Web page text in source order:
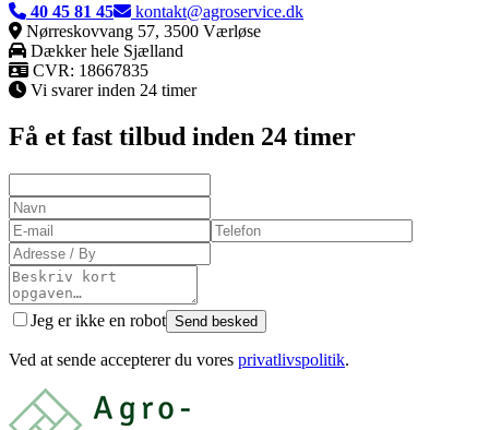
40 45 81 45
kontakt@agroservice.dk
Nørreskovvang 57, 3500 Værløse
Dækkerhele Sjælland
CVR: 18667835
Vi svarer inden 24 timer
Få et fast tilbud inden 24 timer
Jeg er ikke en robot Send besked
Ved at sende accepterer du vores privatlivspolitik.